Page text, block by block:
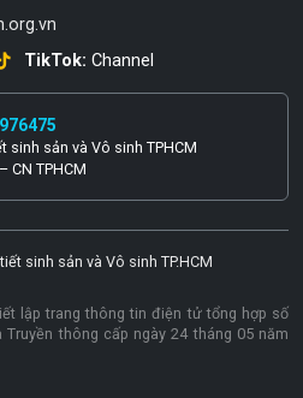
TikTok: Channel
sinh sản và Vô sinh TPHCM
CN TPHCM
sinh sản và Vô sinh TP.HCM
lập trang thông tin điện tử tổng hợp số
Truyền thông cấp ngày 24 tháng 05 năm